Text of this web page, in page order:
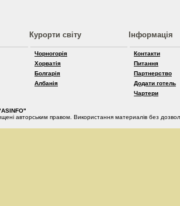
Курорти світу
Чорногорія
Хорватія
Болгарія
Албанія
Інформація
Контакти
Питання
Партнерство
Додати готель
Чартери
авторським правом. Використання материалів без